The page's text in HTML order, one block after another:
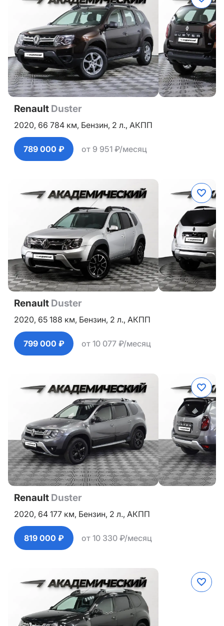
Renault Duster
2020, 66 784 км, Бензин, 2 л., АКПП
789 000 ₽ от 9 951 ₽/месяц
Renault Duster
2020, 65 188 км, Бензин, 2 л., АКПП
799 000 ₽ от 10 077 ₽/месяц
Renault Duster
2020, 64 177 км, Бензин, 2 л., АКПП
819 000 ₽ от 10 330 ₽/месяц